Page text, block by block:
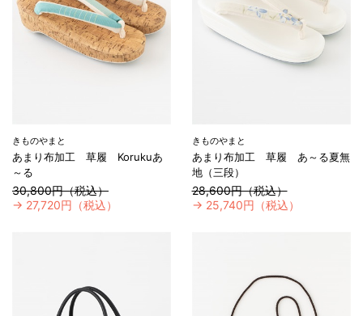
きものやまと
あまり布加工 草履 Korukuあ
～る
30,800円（税込）
→ 27,720円（税込）
きものやまと
あまり布加工 草履 あ～る夏無
地（三段）
28,600円（税込）
→ 25,740円（税込）